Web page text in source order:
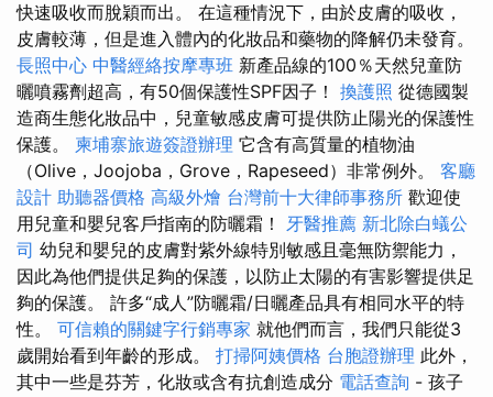
快速吸收而脫穎而出。 在這種情況下，由於皮膚的吸收，
皮膚較薄，但是進入體內的化妝品和藥物的降解仍未發育。
長照中心 中醫經絡按摩專班 新產品線的100％天然兒童防
曬噴霧劑超高，有50個保護性SPF因子！ 換護照 從德國製
造商生態化妝品中，兒童敏感皮膚可提供防止陽光的保護性
保護。 柬埔寨旅遊簽證辦理 它含有高質量的植物油
（Olive，Joojoba，Grove，Rapeseed）非常例外。 客廳
設計 助聽器價格 高級外燴 台灣前十大律師事務所 歡迎使
用兒童和嬰兒客戶指南的防曬霜！ 牙醫推薦 新北除白蟻公
司 幼兒和嬰兒的皮膚對紫外線特別敏感且毫無防禦能力，
因此為他們提供足夠的保護，以防止太陽的有害影響提供足
夠的保護。 許多“成人”防曬霜/日曬產品具有相同水平的特
性。 可信賴的關鍵字行銷專家 就他們而言，我們只能從3
歲開始看到年齡的形成。 打掃阿姨價格 台胞證辦理 此外，
其中一些是芬芳，化妝或含有抗創造成分 電話查詢 - 孩子